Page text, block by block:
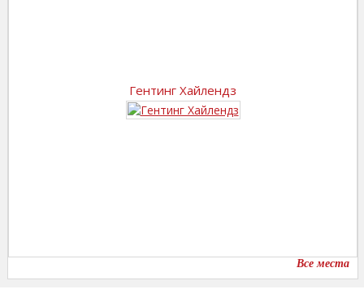
Гентинг Хайлендз
Все места